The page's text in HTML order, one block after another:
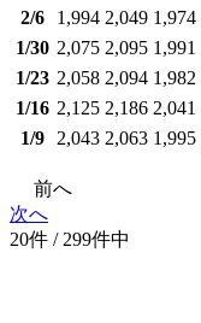
2/6
1,994 2,049 1,974
1/30 2,075 2,095 1,991
1/23 2,058 2,094 1,982
1/16 2,125 2,186 2,041
1/9
2,043 2,063 1,995
前へ
次へ
20件 / 299件中